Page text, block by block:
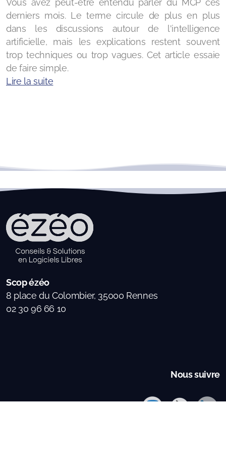
Vous avez peut-être entendu parler du MCP ces
derniers mois. Le terme circule de plus en plus
dans les discussions autour de l'intelligence
artificielle, mais les explications restent souvent
trop techniques ou trop vagues. Cet article essaie
de faire simple.
Lire la suite
Scop ézéo
8 place du Colombier, 35000 Rennes
02 30 96 66 10
Nous suivre
Formation - Bureautique : Ubuntu, utilisation au
quotidien